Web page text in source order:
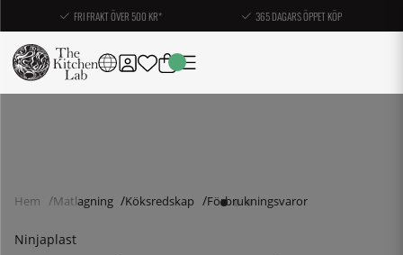
FRI FRAKT ÖVER 500 KR* 365 DAGARS ÖPPET KÖP
Hem Matlagning Köksredskap Förbrukningsvaror
Ninjaplast